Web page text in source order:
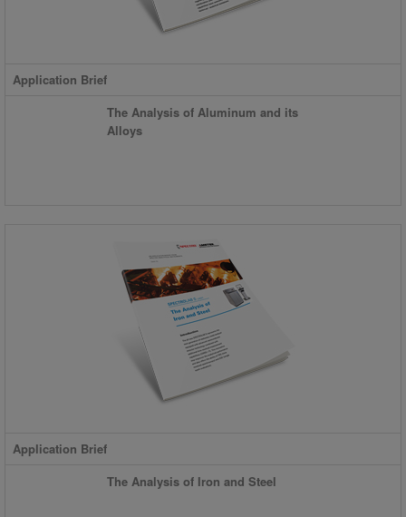
Application Brief
The Analysis of Aluminum and its
Alloys
Application Brief
The Analysis of Iron and Steel